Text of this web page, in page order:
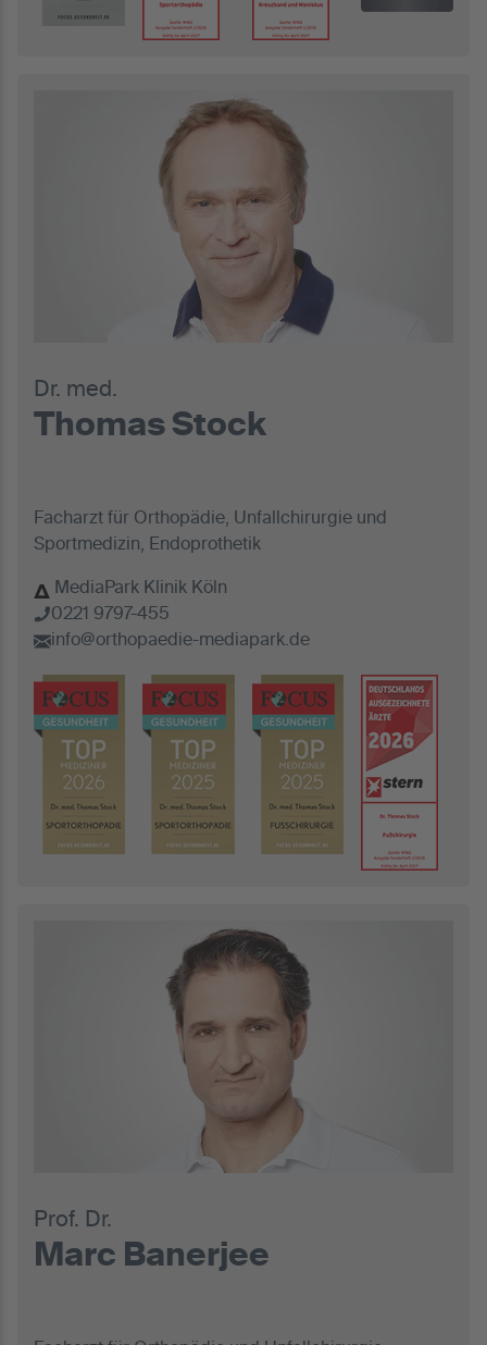
Dr. med.
Thomas Stock
Facharzt für Orthopädie, Unfallchirurgie und
Sportmedizin, Endoprothetik
MediaPark Klinik Köln
0221 9797-455
info@orthopaedie-mediapark.de
Prof. Dr.
Marc Banerjee